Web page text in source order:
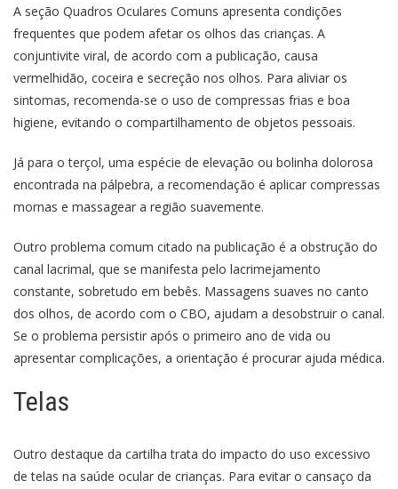
A seção Quadros Oculares Comuns apresenta condições
frequentes que podem afetar os olhos das crianças. A
conjuntivite viral, de acordo com a publicação, causa
vermelhidão, coceira e secreção nos olhos. Para aliviar os
sintomas, recomenda-se o uso de compressas frias e boa
higiene, evitando o compartilhamento de objetos pessoais.
Já para o terçol, uma espécie de elevação ou bolinha dolorosa
encontrada na pálpebra, a recomendação é aplicar compressas
mornas e massagear a região suavemente.
Outro problema comum citado na publicação é a obstrução do
canal lacrimal, que se manifesta pelo lacrimejamento
constante, sobretudo em bebês. Massagens suaves no canto
dos olhos, de acordo com o CBO, ajudam a desobstruir o canal.
Se o problema persistir após o primeiro ano de vida ou
apresentar complicações, a orientação é procurar ajuda médica.
Telas
Outro destaque da cartilha trata do impacto do uso excessivo
de telas na saúde ocular de crianças. Para evitar o cansaço da